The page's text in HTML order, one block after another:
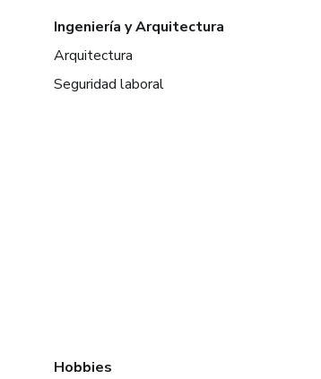
Ingeniería y Arquitectura
Arquitectura
Seguridad laboral
Hobbies